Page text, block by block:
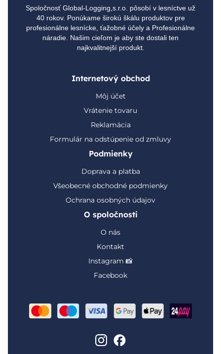
Spoločnosť Global-Logging,s.r.o. pôsobí v lesníctve už
40 rokov. Ponúkame širokú škálu produktov pre
profesionálne lesnícke, ťažobné účely a Profesionálne
náradie. Našim cieľom je aby ste dostali ten
najkvalitnejší produkt.
Internetový obchod
Môj účet
Vrátenie tovaru
Reklamácia
Formulár na odstúpenie od zmluvy
Podmienky
Doprava a platba
Všeobecné obchodné podmienky
Ochrana osobných údajov
O spoločnosti
O nás
Kontakt
Instagram 📸
Facebook